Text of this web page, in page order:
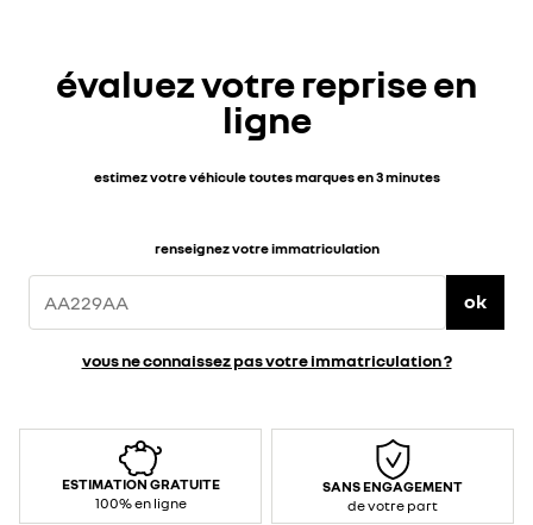
évaluez votre reprise en
ligne
estimez votre véhicule toutes marques en 3 minutes
renseignez votre immatriculation
ok
vous ne connaissez pas votre immatriculation ?
ESTIMATION GRATUITE
100% en ligne
SANS ENGAGEMENT
de votre part